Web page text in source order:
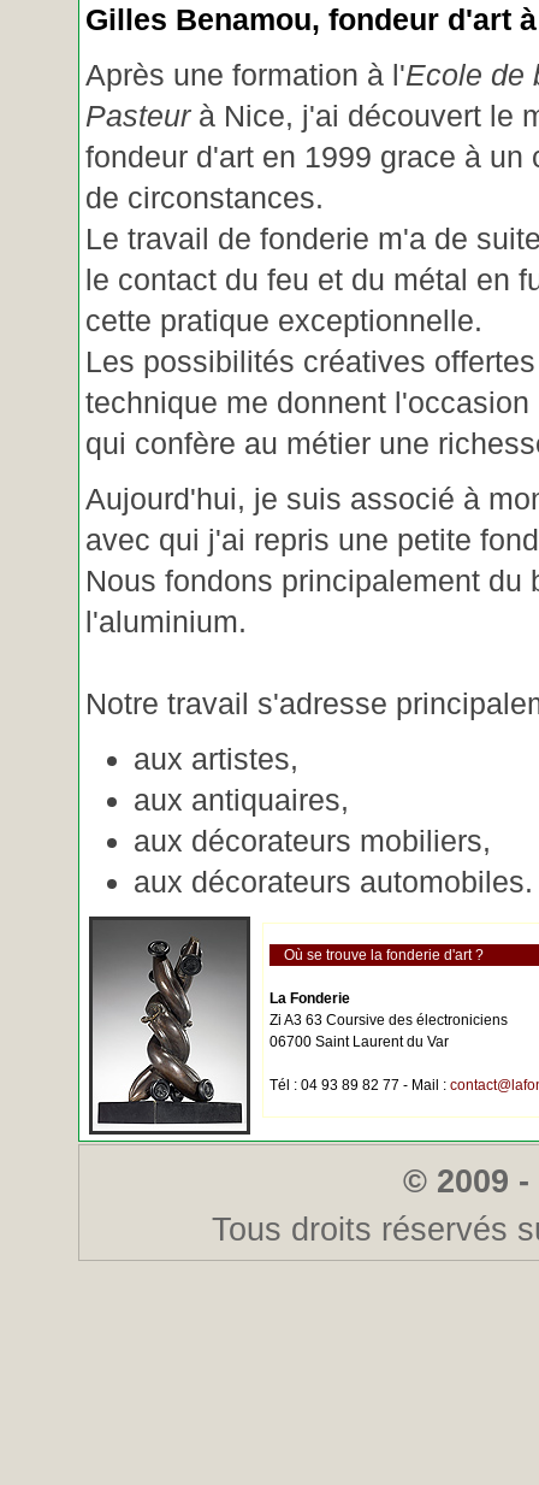
Gilles Benamou, fondeur d'art
Après une formation à l'Ecole de
Pasteurà Nice, j'ai découvert le
fondeur d'art en 1999 grace à un
de circonstances.
Le travail de fonderie m'a de
le contact du feu et du métal en
cette pratique exceptionnelle.
Les possibilités créatives
technique me donnent
qui confère au métier une
Aujourd'hui, je suis associé à
avec qui j'ai repris une petite
Nous fondons principalement
l'aluminium.
Notre travail s'adresse
aux artistes,
aux antiquaires,
aux décorateurs mobiliers,
aux décorateurs automobiles.
Où se trouve la fonderie d'art ?
La Fonderie
Zi A3 63 Coursive des électroniciens
06700 Saint Laurent du Var
Tél : 04 93 89 82 77 - Mail :
© 2009
Tous droits réservés